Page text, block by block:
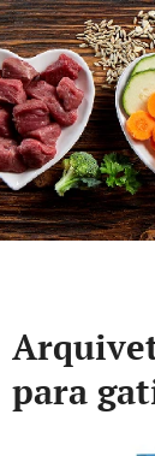
para